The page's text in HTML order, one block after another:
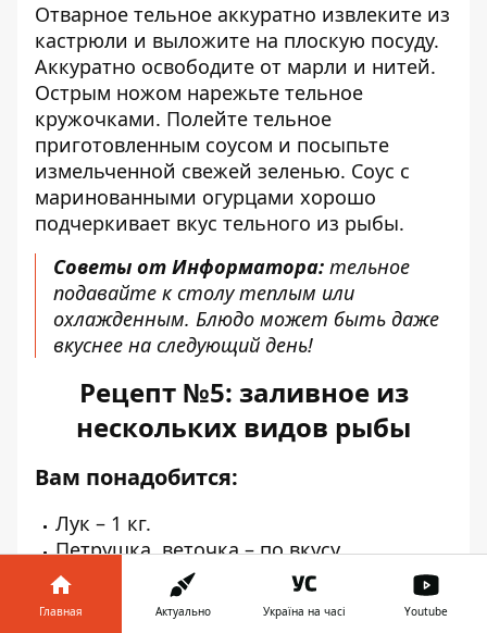
Отварное тельное аккуратно извлеките из
кастрюли и выложите на плоскую посуду.
Аккуратно освободите от марли и нитей.
Острым ножом нарежьте тельное
кружочками. Полейте тельное
приготовленным соусом и посыпьте
измельченной свежей зеленью. Соус с
маринованными огурцами хорошо
подчеркивает вкус тельного из рыбы.
Советы от Информатора: тельное
подавайте к столу теплым или
охлажденным. Блюдо может быть даже
вкуснее на следующий день!
Рецепт №5: заливное из
нескольких видов рыбы
Вам понадобится:
Лук – 1 кг.
Петрушка, веточка – по вкусу.
Морковь – штука.
Лавровый лист – 2-3 штуки.
Перец черный, горошек – 4 штуки.
Главная Актуально Україна на часі Youtube